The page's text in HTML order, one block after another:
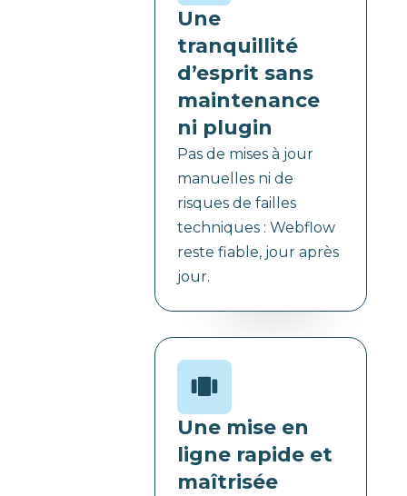
Une
tranquillité
d’esprit sans
maintenance
ni plugin
Pas de mises à jour
manuelles ni de
risques de failles
techniques : Webflow
reste fiable, jour après
jour.
Une mise en
ligne rapide et
maîtrisée